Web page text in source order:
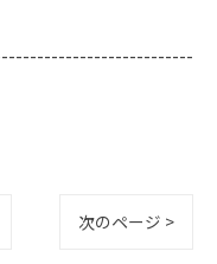
次のページ >